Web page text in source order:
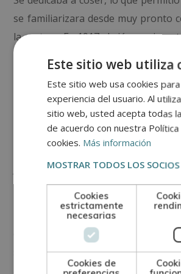
se familiarizara desde muy pronto
la costura. En 1917 abrió su primer
de su hermana. En muy poco
entre la aristocracia y la realeza,
expandir su negocio y crear un
diseñadorsiempre se mantuvo fiel
la falda por debajo de la rodilla
cuartos.
Valentino
Empezó a interesarse por la moda
en la escuela de Voghera de
se trasladó a París para proseguir
ayuda de sus padres. Su estilo
Este sitio web utiliza
Este sitio web usa cookies
experiencia del usuario. Al
sitio web, usted acepta todas
de acuerdo con nuestra
cookies. Más información
MOSTRAR TODOS LOS SOCIOS
Cookies
estrictamente
necesarias
Cookies de